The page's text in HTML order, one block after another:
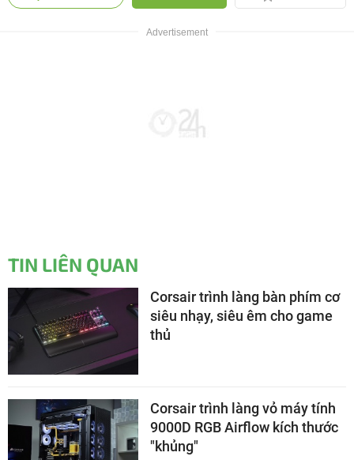
TIN LIÊN QUAN
Corsair trình làng bàn phím cơ
siêu nhạy, siêu êm cho game
thủ
Corsair trình làng vỏ máy tính
9000D RGB Airflow kích thước
"khủng"